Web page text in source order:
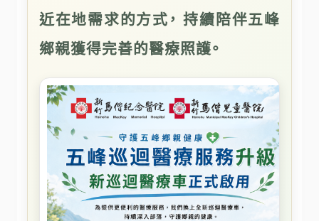
近在地需求的方式， 持續陪伴五峰
鄉親獲得完善的醫療照護。